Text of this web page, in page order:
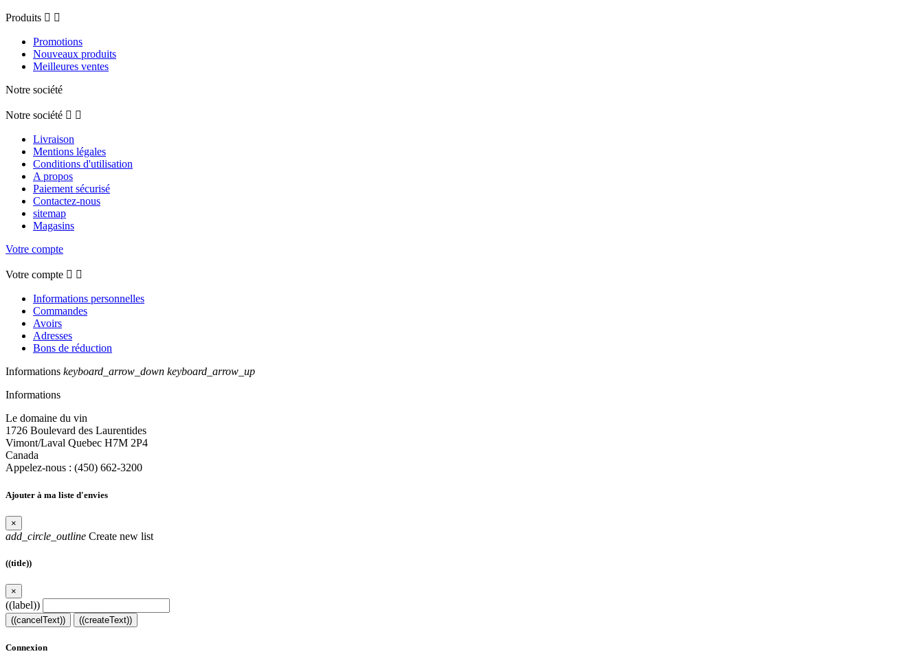
Produits  
Promotions
Nouveaux produits
Meilleures ventes
Notre société
Notre société  
Livraison
Mentions légales
Conditions d'utilisation
A propos
Paiement sécurisé
Contactez-nous
sitemap
Magasins
Votre compte
Votre compte  
Informations personnelles
Commandes
Avoirs
Adresses
Bons de réduction
Informations keyboard_arrow_down keyboard_arrow_up
Informations
Le domaine du vin
1726 Boulevard des Laurentides
Vimont/Laval Quebec H7M 2P4
Canada
Appelez-nous : (450) 662-3200
Ajouter à ma liste d'envies
×
add_circle_outline Create new list
((title))
×
((label))
((cancelText)) ((createText))
Connexion